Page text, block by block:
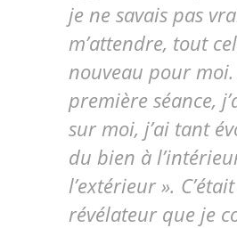
je ne savais pas
m’attendre, tout
nouveau pour
première séance,
sur moi, j’ai tant
du bien à
l’extérieur ».
révélateur que je